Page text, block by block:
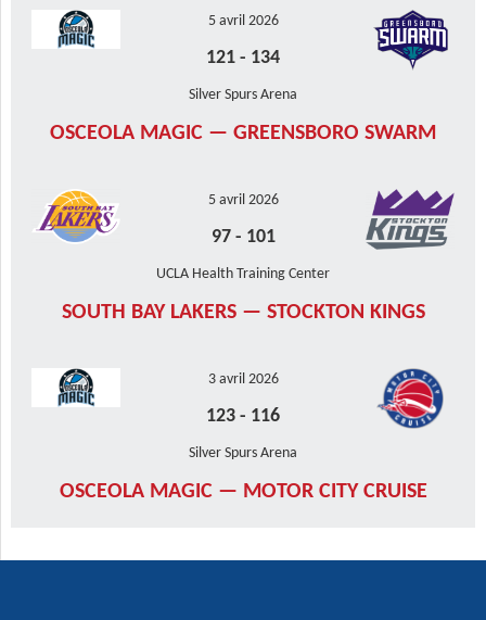
5 avril 2026
121 - 134
Silver Spurs Arena
OSCEOLA MAGIC — GREENSBORO SWARM
5 avril 2026
97- 101
UCLA Health Training Center
SOUTH BAY LAKERS — STOCKTON KINGS
3 avril 2026
123 - 116
Silver Spurs Arena
OSCEOLA MAGIC — MOTOR CITY CRUISE